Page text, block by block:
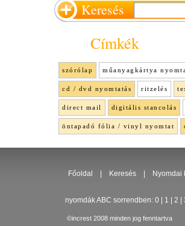
Keresés
Címkék
szórólap műanyagkártya
cd / dvd nyomtatás ritzelés
direct mail digitális stancolás
öntapadó fólia / vinyl nyomtat
Főoldal Keresés Nyomdai
nyomdák ABC sorrendben: 0 1 2
©increst 2008 minden jog fenntartva